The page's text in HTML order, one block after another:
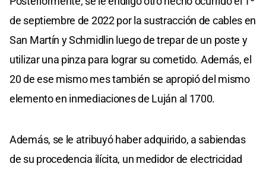
de septiembre de 2022 por la sustracción de cables en
San Martín y Schmidlin luego de trepar de un poste y
utilizar una pinza para lograr su cometido. Además, el
20 de ese mismo mes también se apropió del mismo
elemento en inmediaciones de Luján al 1700.
Además, se le atribuyó haber adquirido, a sabiendas
de su procedencia ilícita, un medidor de electricidad